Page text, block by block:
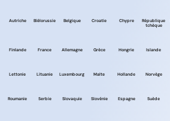
Autriche Biélorussie Belgique Croatie Chypre
République
tchèque
Finlande France Allemagne Grèce Hongrie Islande
Lettonie Lituanie Luxembourg Malte Hollande Norvège
Roumanie Serbie Slovaquie Slovénie Espagne Suède